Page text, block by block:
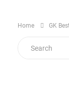
Home GK